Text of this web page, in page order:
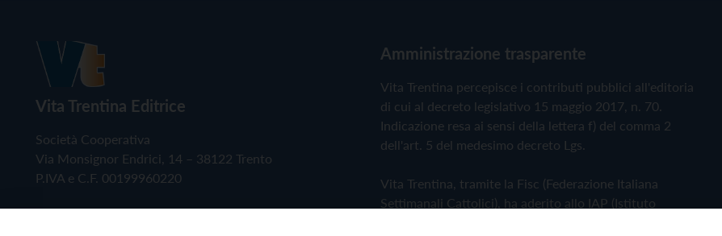
Vita Trentina Editrice
Società Cooperativa
Via Monsignor Endrici, 14 – 38122 Trento
P.IVA e C.F. 00199960220
Amministrazione trasparente
Vita Trentina percepisce i contributi pubblici all'editoria
di cui al decreto legislativo 15 maggio 2017, n. 70.
Indicazione resa ai sensi della lettera f) del comma 2
dell'art. 5 del medesimo decreto Lgs.
Vita Trentina, tramite la Fisc (Federazione Italiana
Settimanali Cattolici), ha aderito allo IAP (Istituto